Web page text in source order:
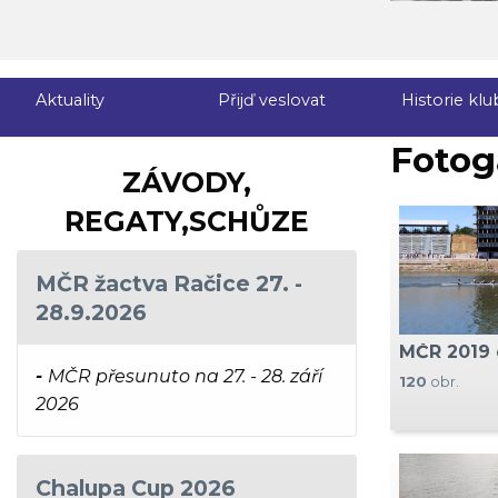
Aktuality Přijď veslovat Historie
ZÁVODY,
REGATY,SCHŮZE
MČR žactva Račice 27. -
28.9.2026
- MČR přesunuto na 27. - 28. září
2026
Chalupa Cup 2026
MČR
120 obr.